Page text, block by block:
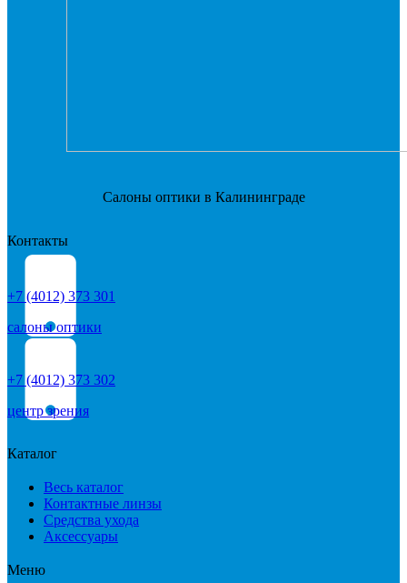
Салоны оптики в Калининграде
Контакты
+7 (4012) 373 301
салоны оптики
+7 (4012) 373 302
центр зрения
Каталог
Весь каталог
Контактные линзы
Средства ухода
Аксессуары
Меню